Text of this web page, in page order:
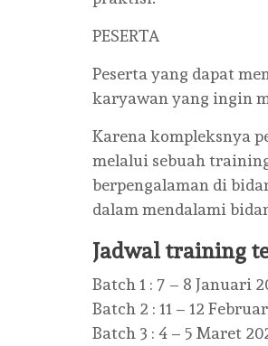
PESERTA
Peserta yang dapat
karyawan yang ingin
Karena kompleksnya
melalui sebuah
berpengalaman di
dalam mendalami
Jadwal training
Batch 1 : 7 – 8 Januari
Batch 2 : 11 – 12
Batch 3 : 4 – 5 Maret